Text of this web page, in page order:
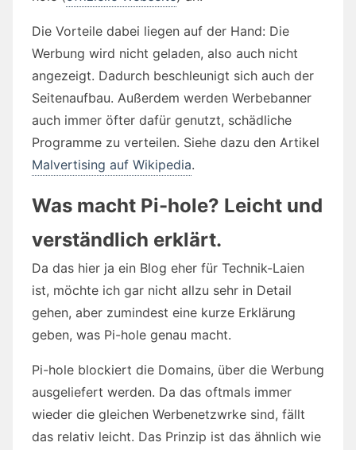
Die Vorteile dabei liegen auf der Hand: Die
Werbung wird nicht geladen, also auch nicht
angezeigt. Dadurch beschleunigt sich auch der
Seitenaufbau. Außerdem werden Werbebanner
auch immer öfter dafür genutzt, schädliche
Programme zu verteilen. Siehe dazu den Artikel
Malvertising auf Wikipedia.
Was macht Pi-hole? Leicht und
verständlich erklärt.
Da das hier ja ein Blog eher für Technik-Laien
ist, möchte ich gar nicht allzu sehr in Detail
gehen, aber zumindest eine kurze Erklärung
geben, was Pi-hole genau macht.
Pi-hole blockiert die Domains, über die Werbung
ausgeliefert werden. Da das oftmals immer
wieder die gleichen Werbenetzwrke sind, fällt
das relativ leicht. Das Prinzip ist das ähnlich wie